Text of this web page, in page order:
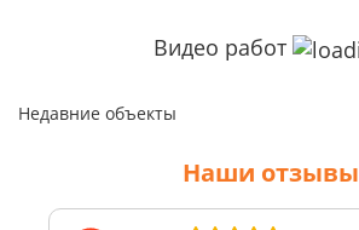
Видео работ
Недавние объекты
Наши отзывы